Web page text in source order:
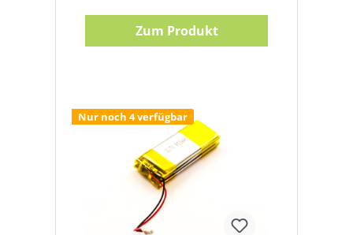
Zum Produkt
Nur noch 4 verfügbar